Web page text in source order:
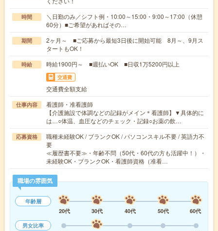
時間
＼日勤のみ／シフト例・10:00～15:00・9:00～17:00（休憩
60分）■ご希望があればその…
期間
2ヶ月～ ■ご応募から最短3日後に開始可能 8月～、9月ス
タートもOK！
時給 時給1900円～ ■週払いOK ■日収1万5200円以上
交通費
交通費全額支給
仕事内容
看護師・准看護師
【介護施設で体調などの記録がメイン＊看護師】▼具体的に
は…○体温、血圧などのチェック・記録○お薬の飲…
応募資格
職種未経験OK / ブランクOK / パソコンスキル不要 / 英語力不
要
≪履歴書不要≫・年齢不問（50代・60代の方も活躍中！）・
未経験OK・ブランクOK・看護師資格（准看…
職場の雰囲気
年齢層
20代
30代 40代 50代
60代
男女比率